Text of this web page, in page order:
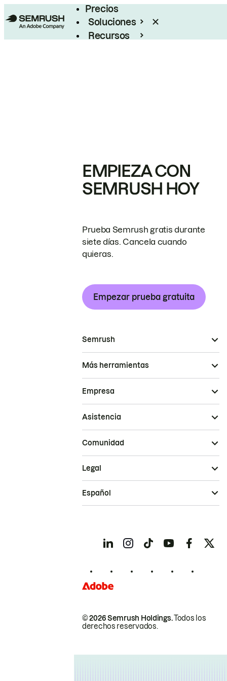
Precios
Soluciones
Recursos
EMPIEZA CON
SEMRUSH HOY
Prueba Semrush gratis durante
siete días. Cancela cuando
quieras.
Empezar prueba gratuita
Semrush
Más herramientas
Empresa
Asistencia
Comunidad
© 2026 Semrush Holdings.Todos los
derechos reservados.
Legal
Español